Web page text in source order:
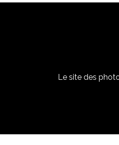
Le site des